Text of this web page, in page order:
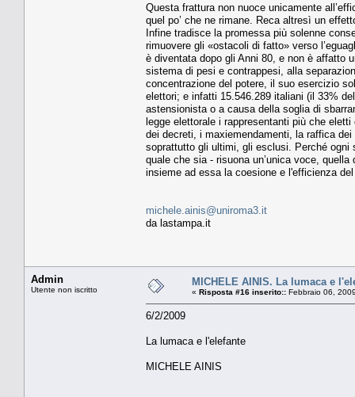
Questa frattura non nuoce unicamente
quel po’ che ne rimane. Reca altresì un
Infine tradisce la promessa più solenne
rimuovere gli «ostacoli di fatto» verso
è diventata dopo gli Anni 80, e non è affatto
sistema di pesi e contrappesi, alla
concentrazione del potere, il suo esercizio
elettori; e infatti 15.546.289 italiani (il 33%
astensionista o a causa della soglia di
legge elettorale i rappresentanti più che
dei decreti, i maxiemendamenti, la raffica
soprattutto gli ultimi, gli esclusi. Perché ogni
quale che sia - risuona un’unica voce,
insieme ad essa la coesione e l'efficienza
michele.ainis@uniroma3.it
da lastampa.it
Admin
Utente non iscritto
MICHELE AINIS. La lumaca e
« Risposta #16 inserito:: Febbraio 06,
6/2/2009
La lumaca e l'elefante
MICHELE AINIS